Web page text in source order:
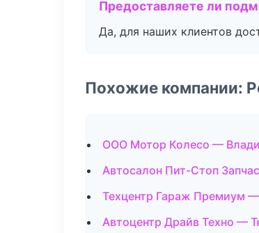
Предоставляете ли
Да, для наших клиентов
Похожие компании:
ООО Мотор Колесо —
Автосалон Пит-Стоп
Техцентр Гараж Премиум
Автоцентр Драйв Техно —